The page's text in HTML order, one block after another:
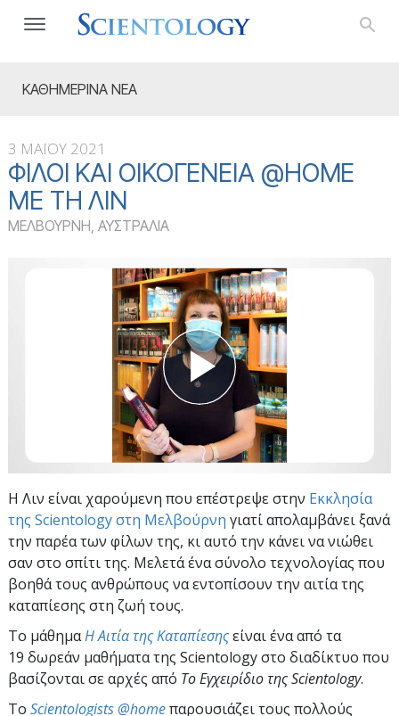
ΚΑΘΗΜΕΡΙΝΑ ΝΕΑ
3 ΜΑΪΟΥ 2021
ΦΊΛΟΙ ΚΑΙ ΟΙΚΟΓΈΝΕΙΑ @HOME
ΜΕ ΤΗ ΛΙΝ
ΜΕΛΒΟΥΡΝΗ, ΑΥΣΤΡΑΛΙΑ
Η Λιν είναι χαρούμενη που επέστρεψε στην Εκκλησία
της Scientology στη Μελβούρνη γιατί απολαμβάνει ξανά
την παρέα των φίλων της, κι αυτό την κάνει να νιώθει
σαν στο σπίτι της. Μελετά ένα σύνολο τεχνολογίας που
βοηθά τους ανθρώπους να εντοπίσουν την αιτία της
καταπίεσης στη ζωή τους.
Το μάθημαΗ Αιτία της Καταπίεσηςείναι ένα από τα
19 δωρεάν μαθήματα της Scientology στο διαδίκτυο που
βασίζονται σε αρχές από Το Εγχειρίδιο της Scientology.
To Scientologists @homeπαρουσιάζει τους πολλούς